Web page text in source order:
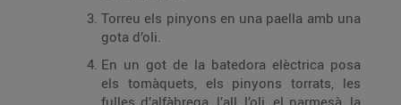
Torreu els pinyons en una paella amb una
gota d’oli.
En un got de la batedora elèctrica posa
els tomàquets, els pinyons torrats, les
fulles d’alfàbrega, l’all, l’oli, el parmesà, la